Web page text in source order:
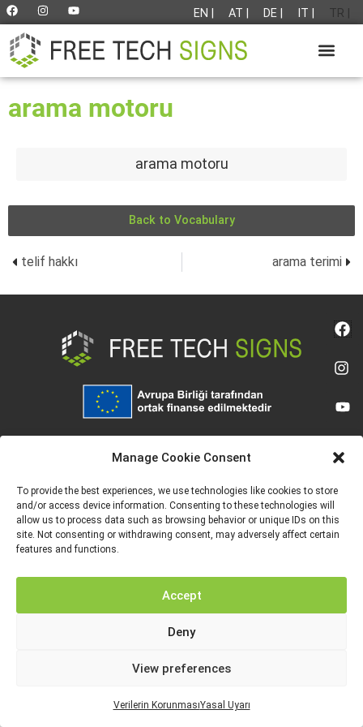
Manage Cookie Consent
To provide the best experiences, we use technologies like cookies to store
and/or access device information. Consenting to these technologies will
allow us to process data such as browsing behavior or unique IDs on this
site. Not consenting or withdrawing consent, may adversely affect certain
features and functions.
Accept
Deny
View preferences
Verilerin KorunmasıYasal Uyarı
EN | AT | DE | IT | TR |
arama motoru
arama motoru
Back to Vocabulary
telif hakkı arama terimi
Kültür Yürütme Ajansı’nın (EACEA) görüşlerini yansıtmak zorunda değildir. Ne
Avrupa Birliği ne de EACEA bunlardan sorumlu tutulamaz.
YASAL UYARI